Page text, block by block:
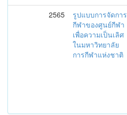
2565
รูปแบบการจัดการ
กีฬาของศูนย์กีฬา
เพื่อความเป็นเลิศ
ในมหาวิทยาลัย
การกีฬาแห่งชาติ